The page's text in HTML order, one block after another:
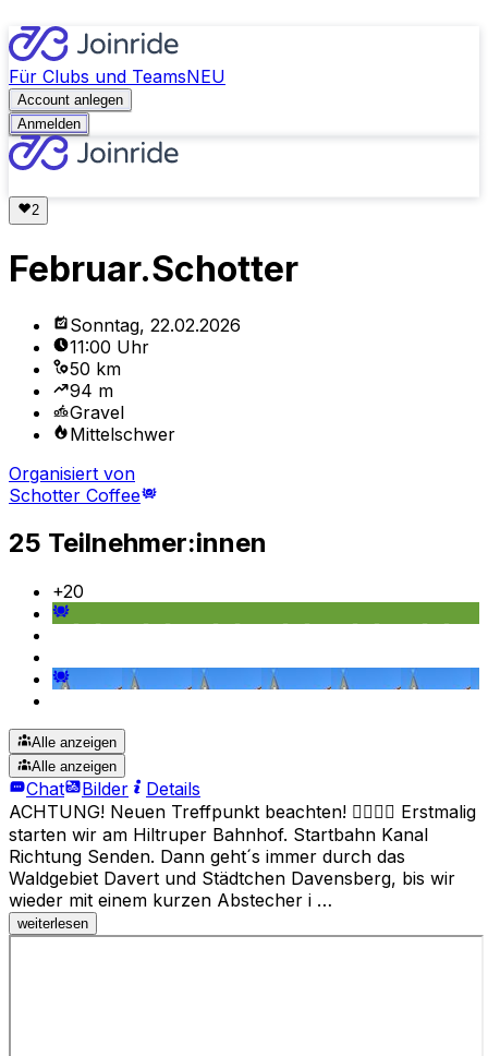
Für Clubs und TeamsNEU
Account anlegen
Anmelden
Februar.Schotter
Sonntag, 22.02.2026
11:00 Uhr
50 km
94 m
Gravel
Mittelschwer
Organisiert von
Schotter Coffee
25 Teilnehmer:innen
+20
Alle anzeigen
Alle anzeigen
Chat Bilder
Details
ACHTUNG! Neuen Treffpunkt beachten! 🚴‍♀️🚴‍♂️ Erstmalig
starten wir am Hiltruper Bahnhof. Startbahn Kanal
Richtung Senden. Dann geht´s immer durch das
Waldgebiet Davert und Städtchen Davensberg, bis wir
wieder mit einem kurzen Abstecher i …
weiterlesen